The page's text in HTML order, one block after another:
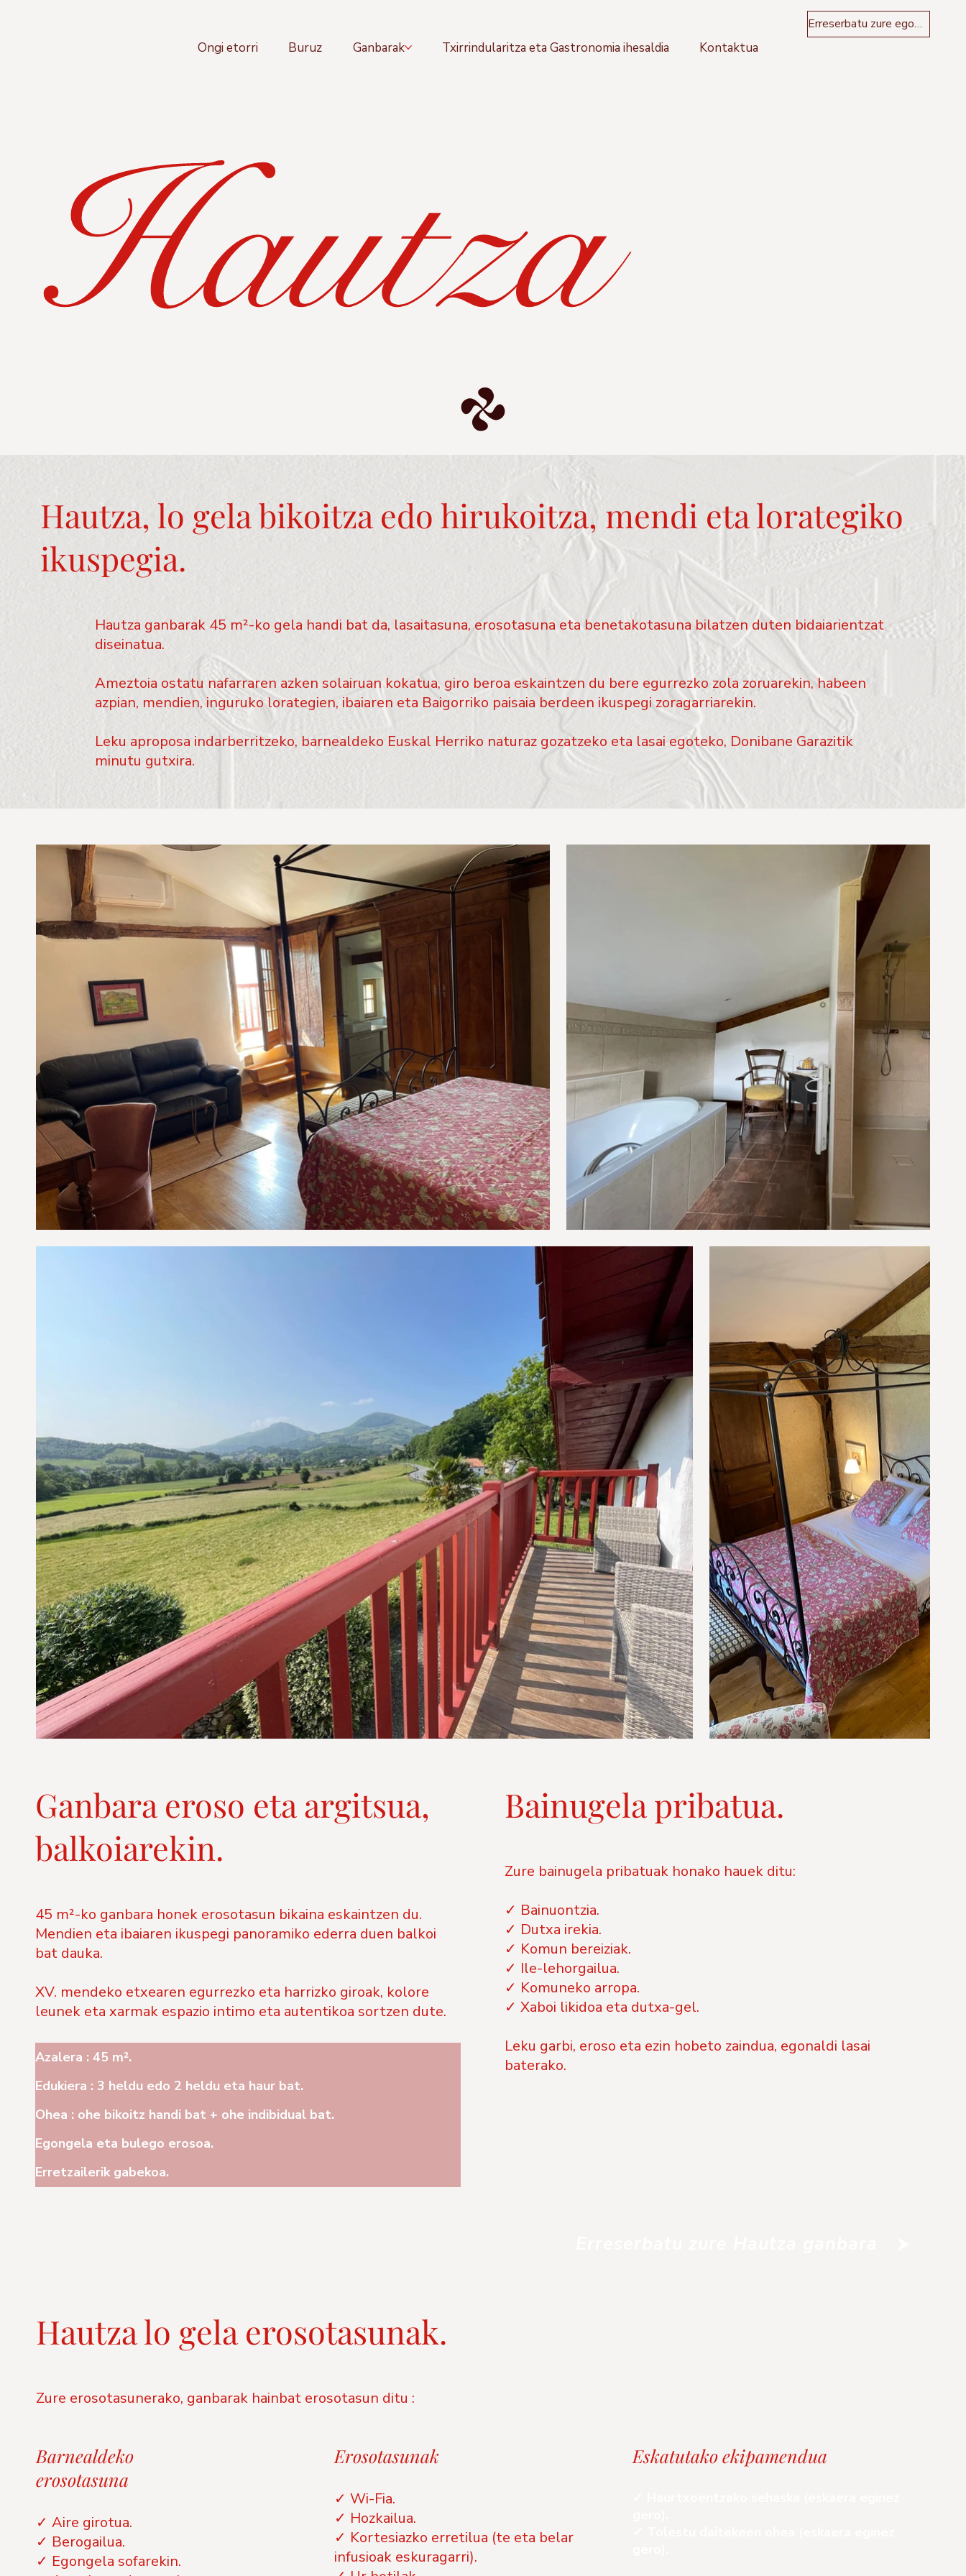
Ongi etorri Buruz Ganbarak Txirrindularitza eta Gastronomia ihesaldia Kontaktua
Erreserbatu zure egonaldia
Hautza
Hautza, lo gela bikoitza edo hirukoitza, mendi eta lorategiko
ikuspegia.
Hautza ganbarak 45 m²-ko gela handi bat da, lasaitasuna, erosotasuna eta benetakotasuna bilatzen duten bidaiarientzat
diseinatua.
Ameztoia ostatu nafarraren azken solairuan kokatua, giro beroa eskaintzen du bere egurrezko zola zoruarekin, habeen
azpian, mendien, inguruko lorategien, ibaiaren eta Baigorriko paisaia berdeen ikuspegi zoragarriarekin.
Leku aproposa indarberritzeko, barnealdeko Euskal Herriko naturaz gozatzeko eta lasai egoteko, Donibane Garazitik
minutu gutxira.
Ganbara eroso eta argitsua,
balkoiarekin.
45 m²-ko ganbara honek erosotasun bikaina eskaintzen du.
Mendien eta ibaiaren ikuspegi panoramiko ederra duen balkoi
bat dauka.
XV. mendeko etxearen egurrezko eta harrizko giroak, kolore
leunek eta xarmak espazio intimo eta autentikoa sortzen dute.
Azalera : 45 m².
Edukiera : 3 heldu edo 2 heldu eta haur bat.
Ohea : ohe bikoitz handi bat + ohe indibidual bat.
Egongela eta bulego erosoa.
Erretzailerik gabekoa.
Bainugela pribatua.
Zure bainugela pribatuak honako hauek ditu:
✓ Bainuontzia.
✓ Dutxa irekia.
✓ Komun bereiziak.
✓ Ile-lehorgailua.
✓ Komuneko arropa.
✓ Xaboi likidoa eta dutxa-gel.
Leku garbi, eroso eta ezin hobeto zaindua, egonaldi lasai
baterako.
Hautza lo gela erosotasunak.
Zure erosotasunerako, ganbarak hainbat erosotasun ditu :
Barnealdeko
erosotasuna
✓ Aire girotua.
✓ Berogailua.
✓ Egongela sofarekin.
Erosotasunak
✓ Wi-Fia.
✓ Hozkailua.
✓ Kortesiazko erretilua (te eta belar
infusioak eskuragarri).
Eskatutako ekipamendua